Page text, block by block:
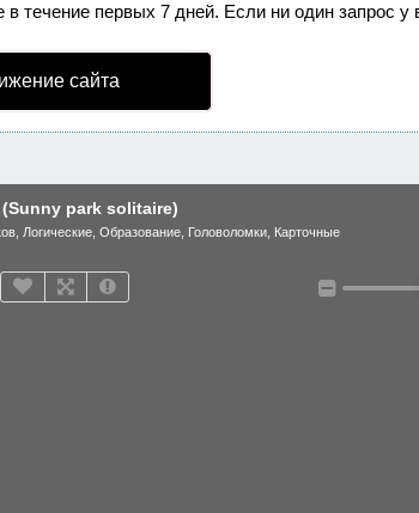
течение первых 7 дней. Если ни один запрос у
сайта
park solitaire)
Логические Образование Головоломки Карточные